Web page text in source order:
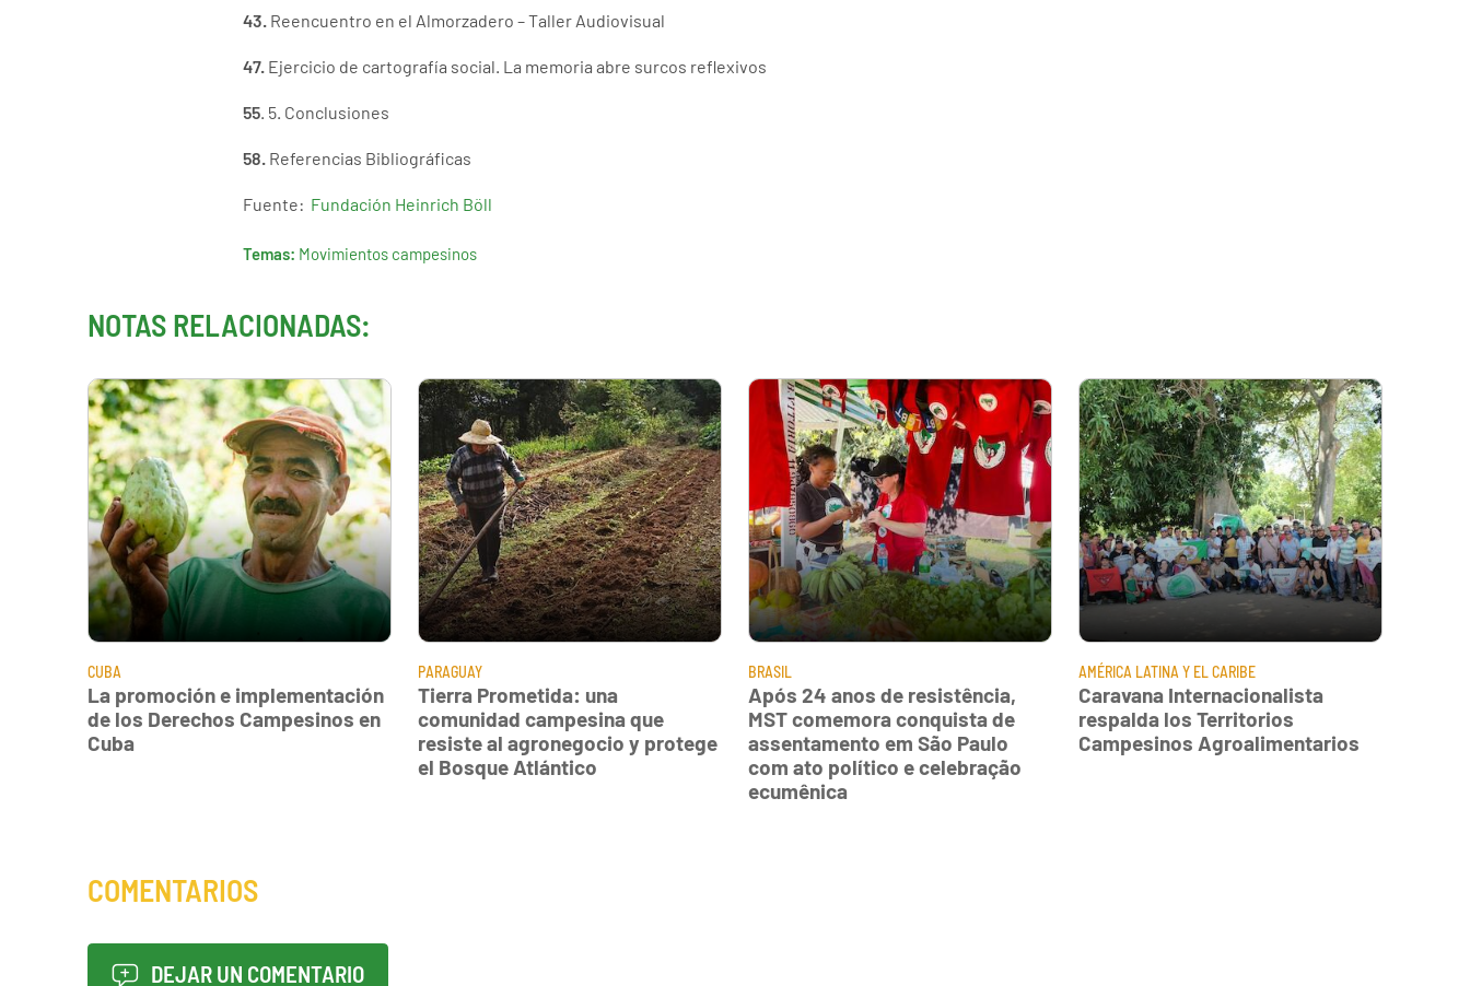
43. Reencuentro en el Almorzadero – Taller Audiovisual
47. Ejercicio de cartografía social. La memoria abre surcos reflexivos
55. 5. Conclusiones
58. Referencias Bibliográficas
Fuente: Fundación Heinrich Böll
Temas: Movimientos campesinos
NOTAS RELACIONADAS:
CUBA
La promoción e implementación
de los Derechos Campesinos en
Cuba
PARAGUAY
Tierra Prometida: una
comunidad campesina que
resiste al agronegocio y protege
el Bosque Atlántico
BRASIL
Após 24 anos de resistência,
MST comemora conquista de
assentamento em São Paulo
com ato político e celebração
ecumênica
AMÉRICA LATINA Y EL CARIBE
Caravana Internacionalista
respalda los Territorios
Campesinos Agroalimentarios
COMENTARIOS
DEJAR UN COMENTARIO